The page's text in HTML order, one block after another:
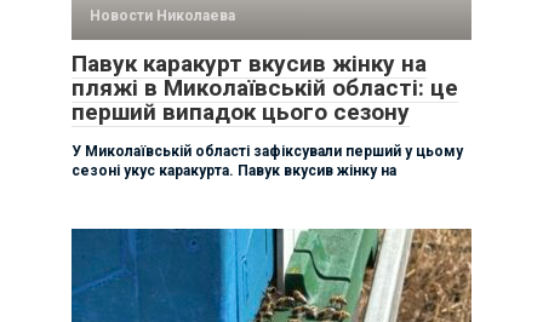
Новости Николаева
Павук каракурт вкусив жінку на
пляжі в Миколаївській області: це
перший випадок цього сезону
У Миколаївській області зафіксували перший у цьому
сезоні укус каракурта. Павук вкусив жінку на